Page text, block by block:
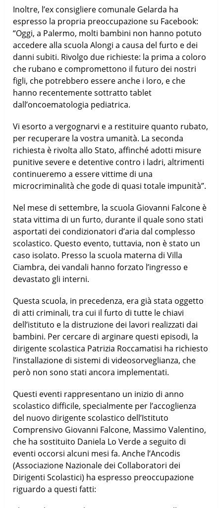
Inoltre, l’ex consigliere comunale Gelarda ha
espresso la propria preoccupazione su Facebook:
“Oggi, a Palermo, molti bambini non hanno potuto
accedere alla scuola Alongi a causa del furto e dei
danni subiti. Rivolgo due richieste: la prima a coloro
che rubano e compromettono il futuro dei nostri
figli, che potrebbero essere anche i loro, e che
hanno recentemente sottratto tablet
dall’oncoematologia pediatrica.
Vi esorto a vergognarvi e a restituire quanto rubato,
per recuperare la vostra umanità. La seconda
richiesta è rivolta allo Stato, affinché adotti misure
punitive severe e detentive contro i ladri, altrimenti
continueremo a essere vittime di una
microcriminalità che gode di quasi totale impunità”.
Nel mese di settembre, la scuola Giovanni Falcone è
stata vittima di un furto, durante il quale sono stati
asportati dei condizionatori d’aria dal complesso
scolastico. Questo evento, tuttavia, non è stato un
caso isolato. Presso la scuola materna di Villa
Ciambra, dei vandali hanno forzato l’ingresso e
devastato gli interni.
Questa scuola, in precedenza, era già stata oggetto
di atti criminali, tra cui il furto di tutte le chiavi
dell’istituto e la distruzione dei lavori realizzati dai
bambini. Per cercare di arginare questi episodi, la
dirigente scolastica Patrizia Roccamatisi ha richiesto
l’installazione di sistemi di videosorveglianza, che
però non sono stati ancora implementati.
Questi eventi rappresentano un inizio di anno
scolastico difficile, specialmente per l’accoglienza
del nuovo dirigente scolastico dell’Istituto
Comprensivo Giovanni Falcone, Massimo Valentino,
che ha sostituito Daniela Lo Verde a seguito di
eventi occorsi alcuni mesi fa. Anche l’Ancodis
(Associazione Nazionale dei Collaboratori dei
Dirigenti Scolastici) ha espresso preoccupazione
riguardo a questi fatti: